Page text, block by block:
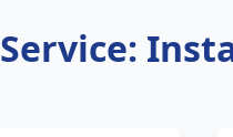
Service: